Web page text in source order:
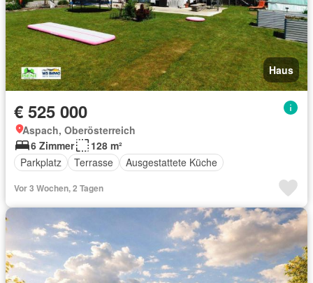
Haus
€ 525 000
Aspach, Oberösterreich
6 Zimmer
128 m²
Parkplatz
Terrasse Ausgestattete Küche
Vor 3 Wochen, 2 Tagen